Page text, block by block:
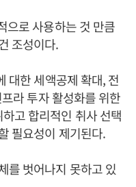
으로 사용하는 것 만큼
조성이다.
대한 세액공제 확대, 전
라 투자 활성화를 위한
고 합리적인 취사 선택
필요성이 제기된다.
를 벗어나지 못하고 있